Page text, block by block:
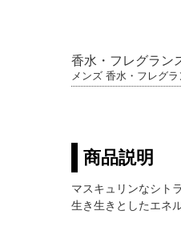
香水・フレグラン
メンズ 香水・フレグラ
商品説明
マスキュリンなシト
生き生きとしたエネ